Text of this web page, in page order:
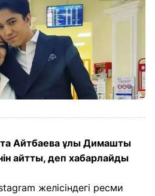
Айтбаева ұлы Димашты
айтты, деп хабарлайды
желісіндегі ресми